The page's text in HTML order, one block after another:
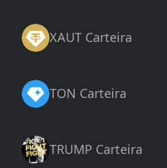
XAUT Carteira
TON Carteira
TRUMP Carteira